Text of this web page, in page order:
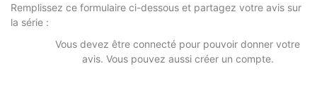
Remplissez ce formulaire ci-dessous et partagez votre avis sur
la série :
Vous devez être connecté pour pouvoir donner votre
avis. Vous pouvez aussi créer un compte.